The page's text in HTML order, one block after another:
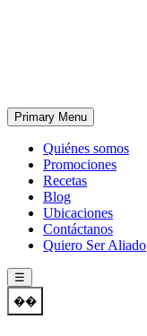
Primary Menu
Quiénes somos
Promociones
Recetas
Blog
Ubicaciones
Contáctanos
Quiero Ser Aliado
☰
��